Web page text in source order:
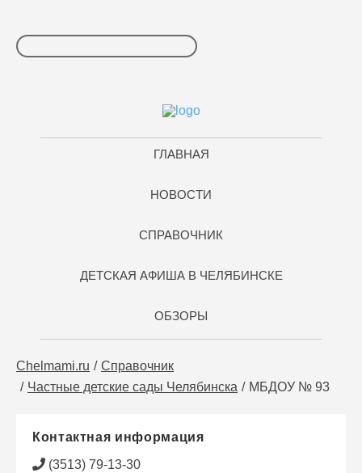
ГЛАВНАЯ
НОВОСТИ
СПРАВОЧНИК
ДЕТСКАЯ АФИША В ЧЕЛЯБИНСКЕ
ОБЗОРЫ
Chelmami.ru
Справочник
Частные детские сады Челябинска
МБДОУ № 93
Контактная информация
(3513) 79-13-30